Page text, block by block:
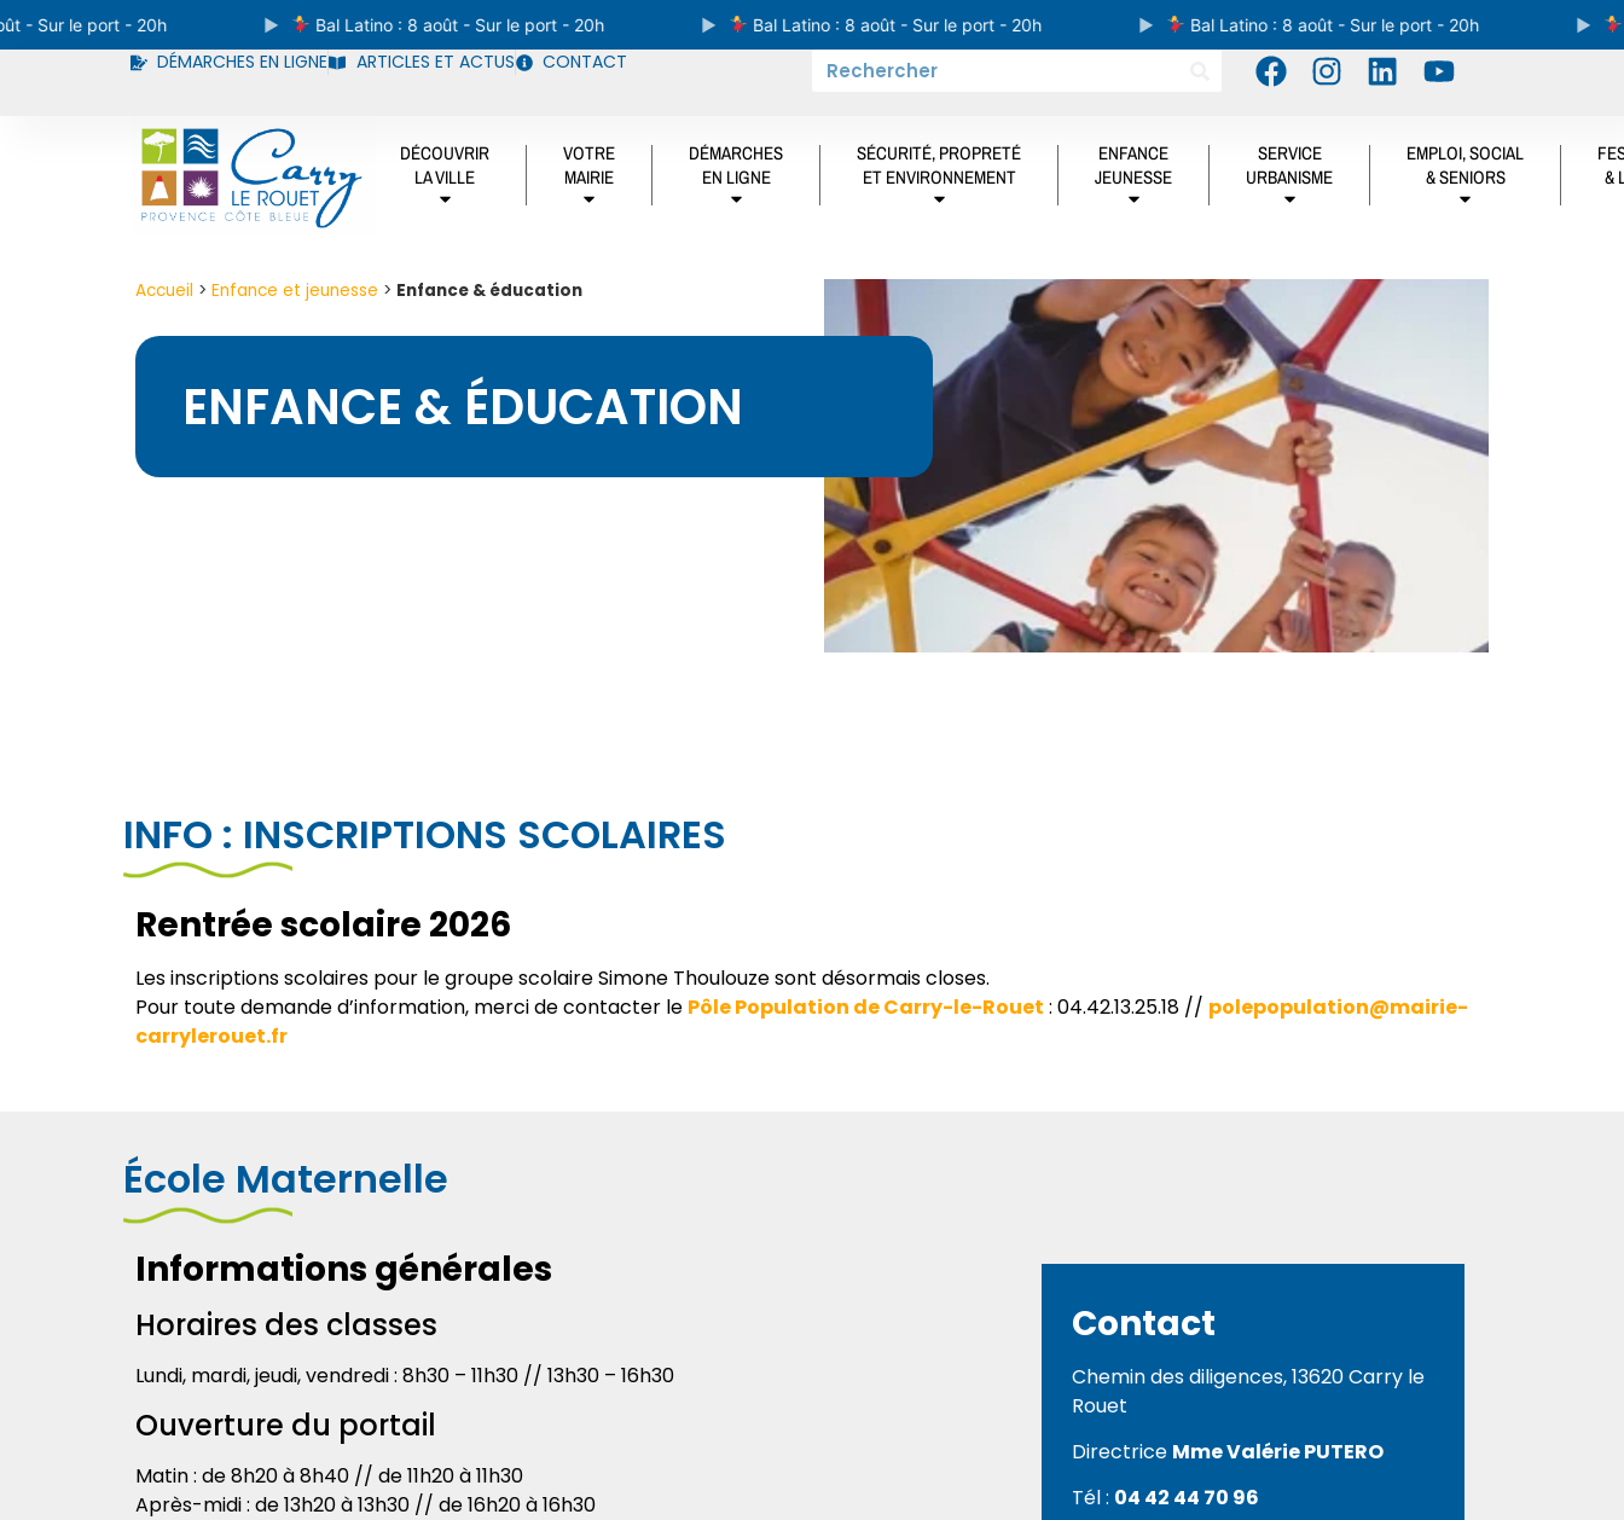
le port - 20h Bal Latino : 8 août - Sur le port - 20h Bal Latino : 8 août - Sur le port - 20h Bal Latino : 8 août - Sur le port - 20h Bal
DÉMARCHES EN LIGNE ARTICLES ET ACTUS CONTACT
DÉCOUVRIR
LA VILLE
VOTRE
MAIRIE
DÉMARCHES
EN LIGNE
SÉCURITÉ, PROPRETÉ
ET ENVIRONNEMENT
ENFANCE
JEUNESSE
SERVICE
URBANISME
EMPLOI, SOCIAL
& SENIORS
&
Accueil > Enfance et jeunesse > Enfance & éducation
ENFANCE & ÉDUCATION
INFO : INSCRIPTIONS SCOLAIRES
Rentrée scolaire 2026
Les inscriptions scolaires pour le groupe scolaire Simone Thoulouze sont désormais closes.
Pour toute demande d’information, merci de contacter le Pôle Population de Carry-le-Rouet : 04.42.13.25.18 // polepopulation@mairie-
carrylerouet.fr
École Maternelle
Informations générales
Horaires des classes
Lundi, mardi, jeudi, vendredi : 8h30 – 11h30 // 13h30 – 16h30
Ouverture du portail
Matin : de 8h20 à 8h40 // de 11h20 à 11h30
Après-midi : de 13h20 à 13h30 // de 16h20 à 16h30
Contact
Chemin des diligences, 13620 Carry le
Rouet
Directrice Mme Valérie PUTERO
Tél : 04 42 44 70 96